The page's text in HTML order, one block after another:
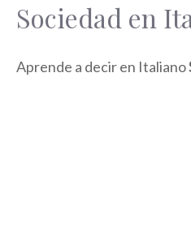
Sociedad en
Aprende a decir en Italiano